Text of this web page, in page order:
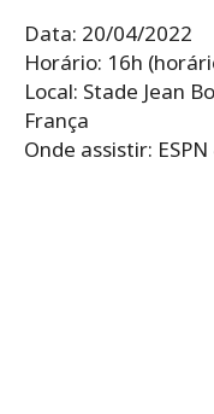
Data: 20/04/2022
Horário: 16h
Local: Stade Jean
França
Onde assistir: